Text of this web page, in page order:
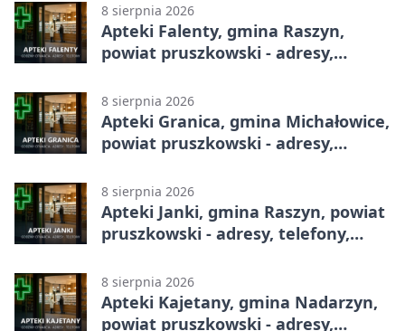
8 sierpnia 2026
Apteki Falenty, gmina Raszyn,
powiat pruszkowski - adresy,
8 sierpnia 2026
Apteki Granica, gmina Michałowice,
powiat pruszkowski - adresy,
8 sierpnia 2026
Apteki Janki, gmina Raszyn, powiat
pruszkowski - adresy, telefony,
8 sierpnia 2026
Apteki Kajetany, gmina Nadarzyn,
powiat pruszkowski - adresy,